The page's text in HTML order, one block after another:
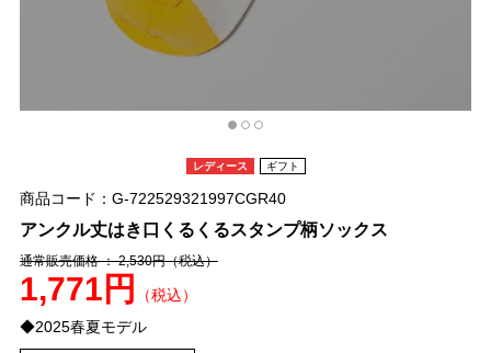
レディース ギフト
商品コード：G-722529321997CGR40
アンクル丈はき口くるくるスタンプ柄ソックス
通常販売価格 ： 2,530円（税込）
1,771円
（税込）
◆2025春夏モデル